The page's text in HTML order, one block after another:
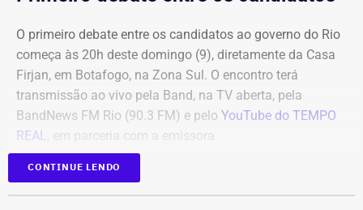
O primeiro debate entre os candidatos ao governo do Rio
começa às 20h deste domingo (9), diretamente da Casa
Firjan, em Botafogo, na Zona Sul. O encontro terá
transmissão ao vivo pela Band, na TV aberta, pela
BandNews FM Rio (90.3 FM) e pelo YouTube do TEMPO
REAL , em parceria com a emissora.
Garotinho (Republicanos), Douglas Ruas (PL) e Willian
CONTINUE LENDO